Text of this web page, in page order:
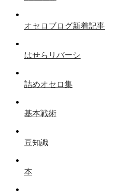
オセロブログ新着記事
はせらリバーシ
詰めオセロ集
基本戦術
豆知識
本